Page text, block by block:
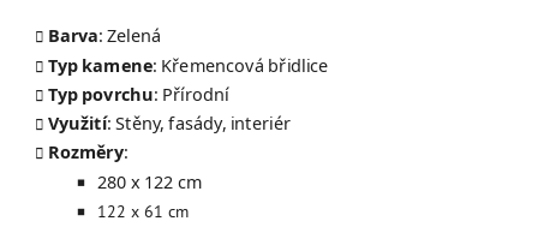
Barva: Zelená
Typ kamene: Křemencová břidlice
Typ povrchu: Přírodní
Využití: Stěny, fasády, interiér
Rozměry:
280 x 122 cm
122 x 61 cm